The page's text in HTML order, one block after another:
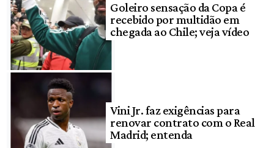
Goleiro sensação da Copa é
recebido por multidão em
chegada ao Chile; veja vídeo
Vini Jr. faz exigências para
renovar contrato com o Real
Madrid; entenda